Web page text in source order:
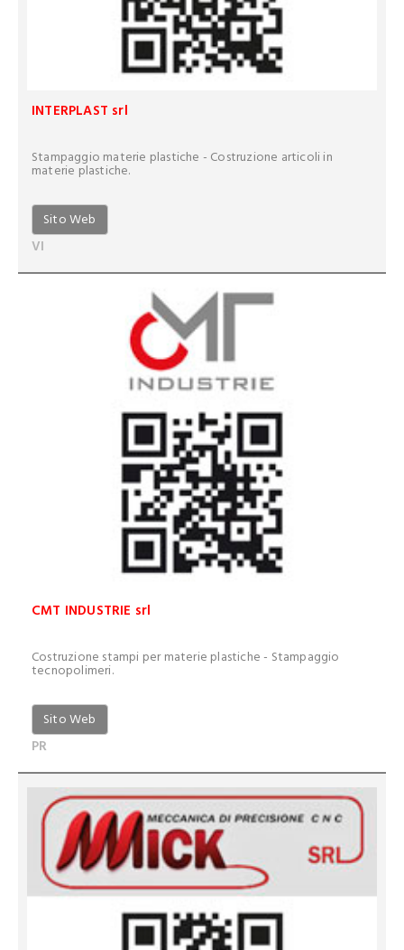
INTERPLAST srl
Stampaggio materie plastiche - Costruzione articoli in
materie plastiche.
Sito Web
VI
CMT INDUSTRIE srl
Costruzione stampi per materie plastiche - Stampaggio
tecnopolimeri.
Sito Web
PR